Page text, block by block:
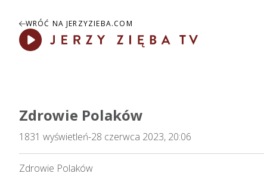
WRÓĆ NA JERZYZIEBA.COM
Zdrowie Polaków
1831 wyświetleń-28 czerwca 2023, 20:06
Zdrowie Polaków